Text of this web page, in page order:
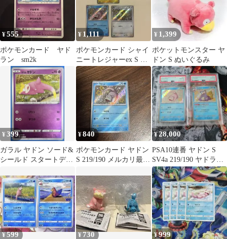
¥555
ポケモンカード ヤド
ラン sm2k
¥ 1,111
ポケモンカード シャイ
ニートレジャーex S 色
違い 3枚セット
¥ 1,399
ポケットモンスター ヤ
ドン S ぬいぐるみ
¥399
ガラル ヤドン ソード&
シールド スタートデッ
¥840
ポケモンカード ヤドン
S 219/190 メルカリ最安
¥28,000
PSA10連番 ヤドン S
SV4a 219/190 ヤドラン
色違い
¥599 ¥730 ¥999